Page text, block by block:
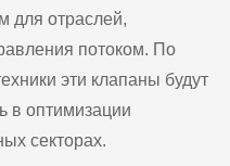
для отраслей,
потоком. По
эти клапаны будут
в оптимизации
секторах.